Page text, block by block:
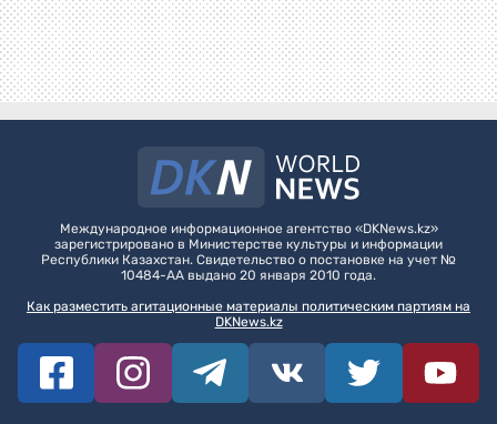
Международное информационное агентство «DKNews.kz»
зарегистрировано в Министерстве культуры и информации
Республики Казахстан. Свидетельство о постановке на учет №
10484-АА выдано 20 января 2010 года.
Как разместить агитационные материалы политическим партиям на
DKNews.kz